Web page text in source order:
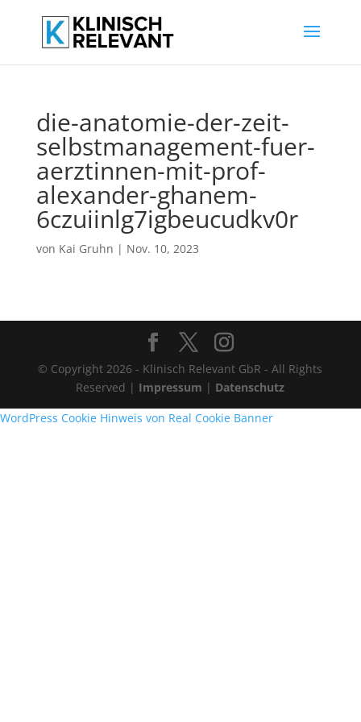
die-anatomie-der-zeit-
selbstmanagement-fuer-
aerztinnen-mit-prof-
alexander-ghanem-
6czuiinlg7igbeucudkv0r
von Kai Gruhn | Nov. 10, 2023
© Copyright 2026 - Klinisch Relevant GbR - All Rights
Reserved | Impressum | Datenschutz
WordPress Cookie Hinweis von Real Cookie Banner